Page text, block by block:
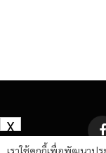
เราใช้คุกกี้เพื่อพัฒนาป
X